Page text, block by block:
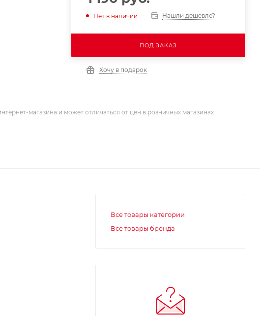
Нет в наличии Нашли дешевле?
ПОД ЗАКАЗ
Хочу в подарок
магазина и может отличаться от цен в розничных магазинах
Все товары категории
Все товары бренда